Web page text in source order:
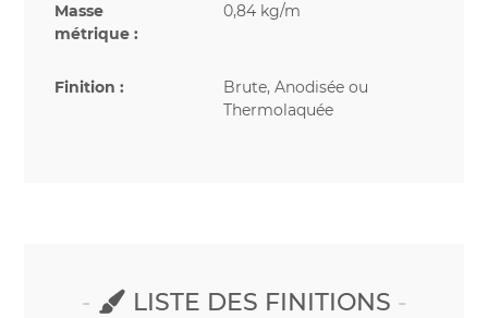
Masse
métrique :
0,84 kg/m
Finition :
Brute, Anodisée ou
Thermolaquée
LISTE DES FINITIONS